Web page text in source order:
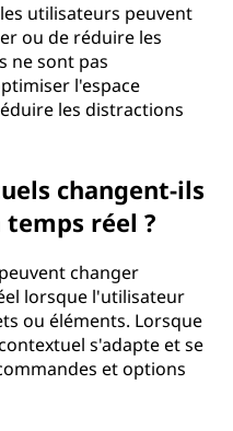
utilisateurs peuvent
ou de réduire les
ne sont pas
l'espace
les distractions
changent-ils
réel ?
changer
lorsque l'utilisateur
ou éléments. Lorsque
s'adapte et se
et options